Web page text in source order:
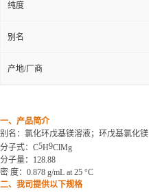
纯度
别名
产地/厂商
一、产品简介
别名 ：氯化环戊基镁溶液；环戊基氯化镁
分子式： C5H9ClMg
分子量： 128.88
密 度： 0.878 g/mL at 25 °C
二、我司提供以下规格